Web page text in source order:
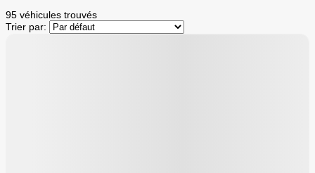
95 véhicules trouvés
Trier par: